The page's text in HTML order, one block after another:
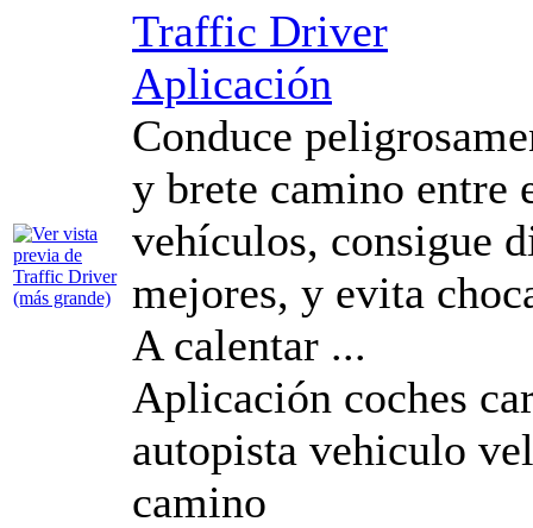
Traffic Driver
Aplicación
Conduce
y brete camino entre
vehículos, consigue
mejores, y evita
A calentar ...
Aplicación coches
autopista vehiculo
camino